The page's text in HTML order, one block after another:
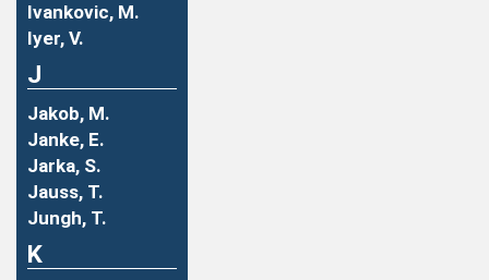
Ivankovic, M.
Iyer, V.
J
Jakob, M.
Janke, E.
Jarka, S.
Jauss, T.
Jungh, T.
K